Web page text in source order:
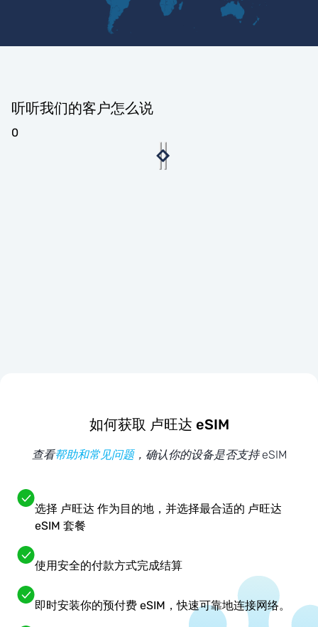
听听我们的客户怎么说
0
如何获取 卢旺达 eSIM
查看帮助和常见问题，确认你的设备是否支持 eSIM
选择 卢旺达 作为目的地，并选择最合适的 卢旺达
eSIM 套餐
使用安全的付款方式完成结算
即时安装你的预付费 eSIM，快速可靠地连接网络。